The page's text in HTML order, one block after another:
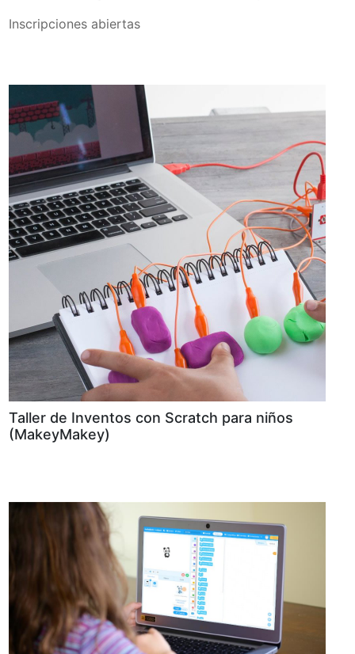
Inscripciones abiertas
Taller de Inventos con Scratch para niños
(MakeyMakey)